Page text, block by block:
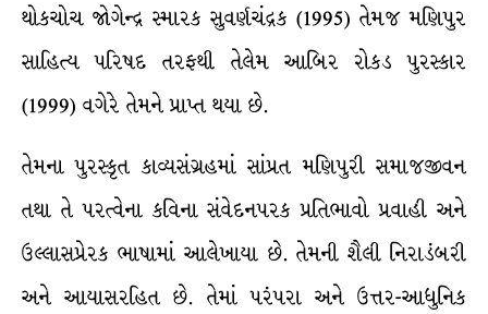
થોકચોચ જોગેન્દ્ર સ્મારક સુવર્ણચંદ્રક (1995) તેમજ મણિપુર
સાહિત્ય પરિષદ તરફથી તેલેમ આબિર રોકડ પુરસ્કાર
(1999) વગેરે તેમને પ્રાપ્ત થયા છે.
તેમના પુરસ્કૃત કાવ્યસંગ્રહમાં સાંપ્રત મણિપુરી સમાજજીવન
તથા તે પરત્વેના કવિના સંવેદનપરક પ્રતિભાવો પ્રવાહી અને
ઉલ્લાસપ્રેરક ભાષામાં આલેખાયા છે. તેમની શૈલી નિરાડંબરી
અને આયાસરહિત છે. તેમાં પરંપરા અને ઉત્તર-આધુનિક